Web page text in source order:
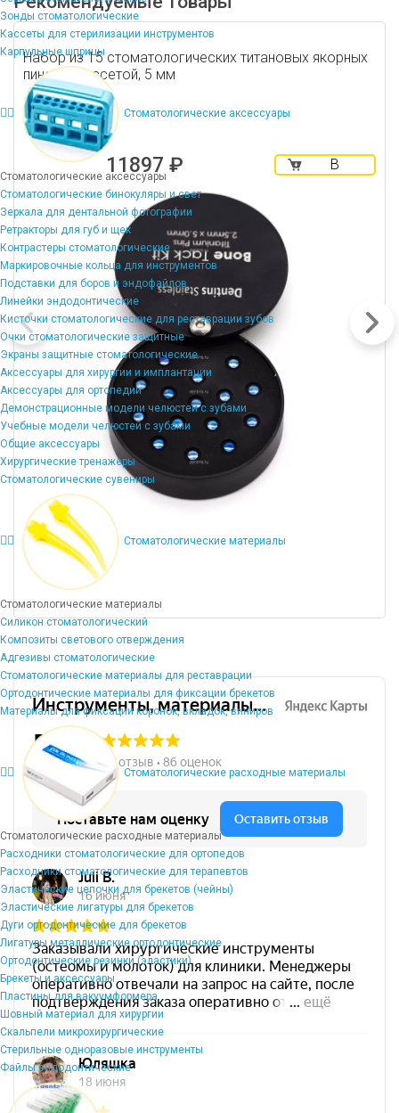
Зонды стоматологические
Кассеты для стерилизации инструментов
Карпульные шприцы
Стоматологические аксессуары
Стоматологические аксессуары
Стоматологические бинокуляры и свет
Зеркала для дентальной фотографии
Ретракторы для губ и щек
Контрастеры стоматологические
Маркировочные кольца для инструментов
Подставки для боров и эндофайлов
Линейки эндодонтические
Кисточки стоматологические для реставрации зубов
Очки стоматологические защитные
Экраны защитные стоматологические
Аксессуары для хирургии и имплантации
Аксессуары для ортопедии
Демонстрационные модели челюстей с зубами
Учебные модели челюстей с зубами
Общие аксессуары
Хирургические тренажеры
Стоматологические сувениры
Стоматологические материалы
Стоматологические материалы
Силикон стоматологический
Композиты светового отверждения
Адгезивы стоматологические
Стоматологические материалы для реставрации
Ортодонтические материалы для фиксации брекетов
Материалы для фиксации коронок, вкладок, виниров
Стоматологические расходные материалы
Стоматологические расходные материалы
Расходники стоматологические для ортопедов
Расходники стоматологические для терапевтов
Эластические цепочки для брекетов (чейны)
Эластические лигатуры для брекетов
Дуги ортодонтические для брекетов
Лигатуры металлические ортодонтические
Ортодонтические резинки (эластики)
Брекеты и аксессуары
Пластины для вакуумформера
Шовный материал для хирургии
Скальпели микрохирургические
Стерильные одноразовые инструменты
Файлы эндодонтические
Набор из 15 стоматологических титановых якорных
пинов с кассетой, 5 мм
11897 ₽
В